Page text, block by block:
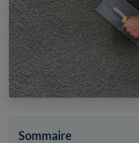
Sommaire